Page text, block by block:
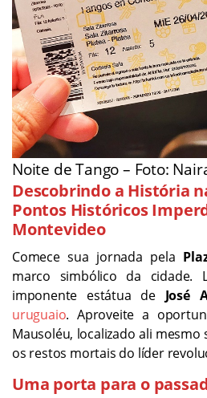
Noite de Tango – Foto:
Descobrindo a História
Pontos Históricos
Montevideo
Comece sua jornada pela
marco simbólico da cidade.
imponente estátua de José
uruguaio. Aproveite a
Mausoléu, localizado ali
os restos mortais do líder
Uma porta para o